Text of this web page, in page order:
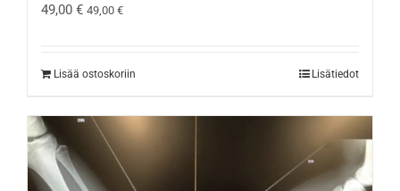
49,00 € 49,00 €
Lisää ostoskoriin Lisätiedot